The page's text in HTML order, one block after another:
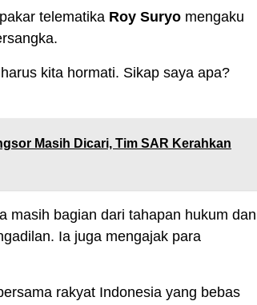
telematika Roy Suryo mengaku
kita hormati. Sikap saya apa?
Masih Dicari, Tim SAR Kerahkan
masih bagian dari tahapan hukum dan
Ia juga mengajak para
rakyat Indonesia yang bebas